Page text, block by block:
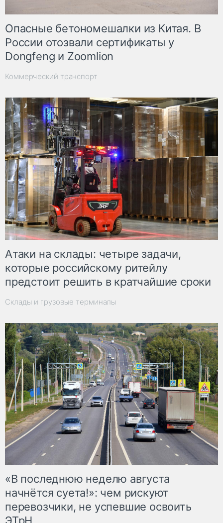
Опасные бетономешалки из Китая. В
России отозвали сертификаты у
Dongfeng и Zoomlion
Коммерческий транспорт
Атаки на склады: четыре задачи,
которые российскому ритейлу
предстоит решить в кратчайшие сроки
Склады и грузовые терминалы
«В последнюю неделю августа
начнётся суета!»: чем рискуют
перевозчики, не успевшие освоить